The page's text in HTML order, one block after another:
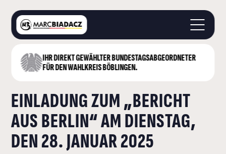
IHR DIREKT GEWÄHLTER BUNDESTAGS­ABGEORDNETER
FÜR DEN WAHLKREIS BÖBLINGEN.
STARTSEITE
LANDKREIS BÖBLINGEN
DEUTSCHER BUNDESTAG
AKTUELLES
KONTAKT
EINLADUNG ZUM „BERICHT
AUS BERLIN“ AM DIENSTAG,
DEN 28. JANUAR 2025